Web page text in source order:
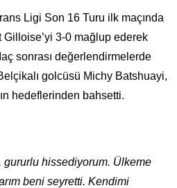
Ligi Son 16 Turu ilk maçında
3-0 mağlup ederek
sonrası değerlendirmelerde
golcüsü Michy Batshuayi,
hedeflerinden bahsetti.
gururlu hissediyorum. Ülkeme
beni seyretti. Kendimi